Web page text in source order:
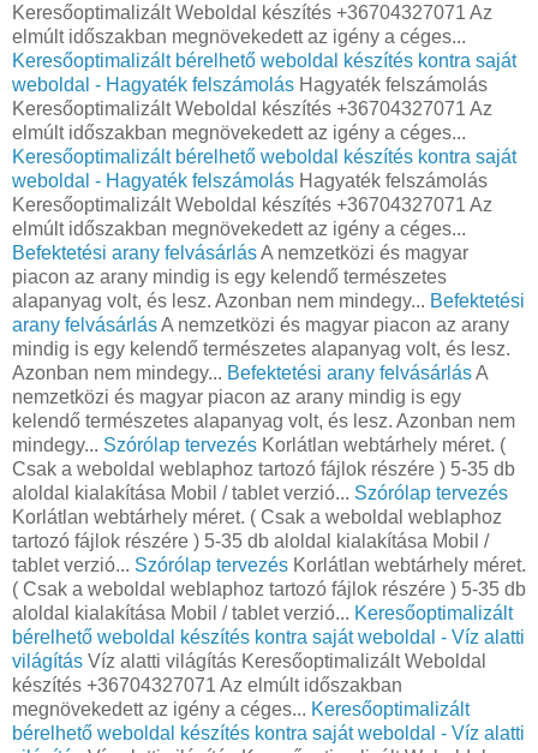
Keresőoptimalizált Weboldal készítés +36704327071 Az
elmúlt időszakban megnövekedett az igény a céges...
Keresőoptimalizált bérelhető weboldal készítés kontra saját
weboldal - Hagyaték felszámolás Hagyaték felszámolás
Keresőoptimalizált Weboldal készítés +36704327071 Az
elmúlt időszakban megnövekedett az igény a céges...
Keresőoptimalizált bérelhető weboldal készítés kontra saját
weboldal - Hagyaték felszámolás Hagyaték felszámolás
Keresőoptimalizált Weboldal készítés +36704327071 Az
elmúlt időszakban megnövekedett az igény a céges...
Befektetési arany felvásárlásA nemzetközi és magyar
piacon az arany mindig is egy kelendő természetes
alapanyag volt, és lesz. Azonban nem mindegy... Befektetési
arany felvásárlásA nemzetközi és magyar piacon az arany
mindig is egy kelendő természetes alapanyag volt, és lesz.
Azonban nem mindegy... Befektetési arany felvásárlásA
nemzetközi és magyar piacon az arany mindig is egy
kelendő természetes alapanyag volt, és lesz. Azonban nem
mindegy... Szórólap tervezés Korlátlan webtárhely méret. (
Csak a weboldal weblaphoz tartozó fájlok részére ) 5-35 db
aloldal kialakítása Mobil / tablet verzió... Szórólap tervezés
Korlátlan webtárhely méret. ( Csak a weboldal weblaphoz
tartozó fájlok részére ) 5-35 db aloldal kialakítása Mobil /
tablet verzió... Szórólap tervezés Korlátlan webtárhely méret.
( Csak a weboldal weblaphoz tartozó fájlok részére ) 5-35 db
aloldal kialakítása Mobil / tablet verzió... Keresőoptimalizált
bérelhető weboldal készítés kontra saját weboldal - Víz alatti
világítás Víz alatti világítás Keresőoptimalizált Weboldal
készítés +36704327071 Az elmúlt időszakban
megnövekedett az igény a céges... Keresőoptimalizált
bérelhető weboldal készítés kontra saját weboldal - Víz alatti